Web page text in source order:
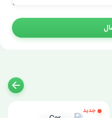
جديد